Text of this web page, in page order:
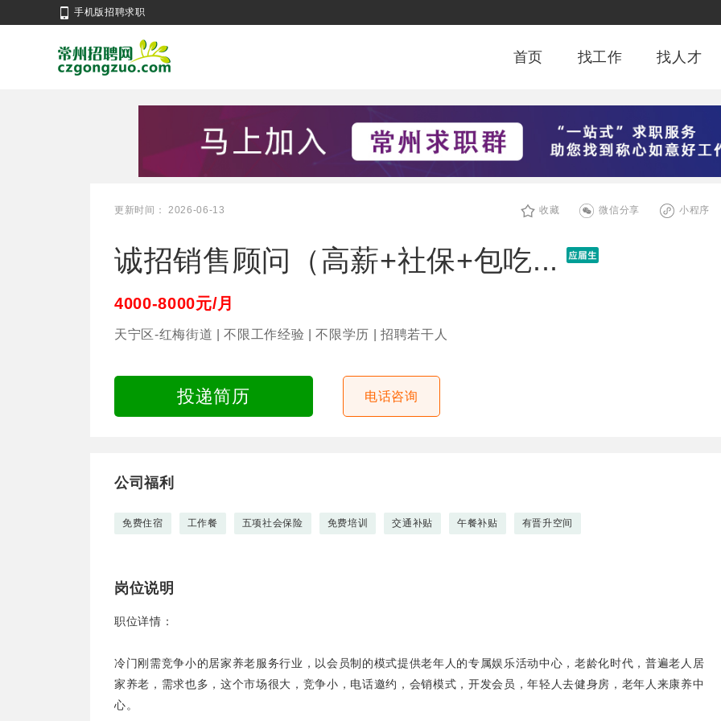
手机版招聘求职
首页 找工作 找人才
更新时间： 2026-06-13 收藏 微信分享 小程序
诚招销售顾问（高薪+社保+包吃...
4000-8000元/月
天宁区-红梅街道 | 不限工作经验 | 不限学历 | 招聘若干人
投递简历 电话咨询
公司福利
免费住宿 工作餐 五项社会保险 免费培训 交通补贴 午餐补贴 有晋升空间
岗位说明
职位详情：
冷门刚需竞争小的居家养老服务行业，以会员制的模式提供老年人的专属娱乐活动中心，老龄化时代，普遍老人居
家养老，需求也多，这个市场很大，竞争小，电话邀约，会销模式，开发会员，年轻人去健身房，老年人来康养中
心。